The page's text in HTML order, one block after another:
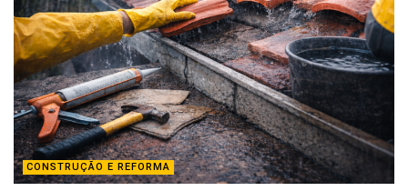
CONSTRUÇÃO E REFORMA